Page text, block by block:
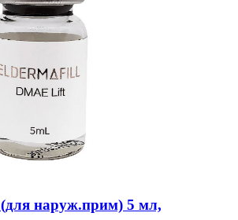
наруж.прим) 5 мл,